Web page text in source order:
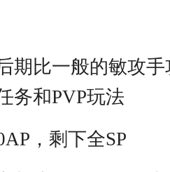
比一般的敏攻手
务和PVP玩法
，剩下全SP